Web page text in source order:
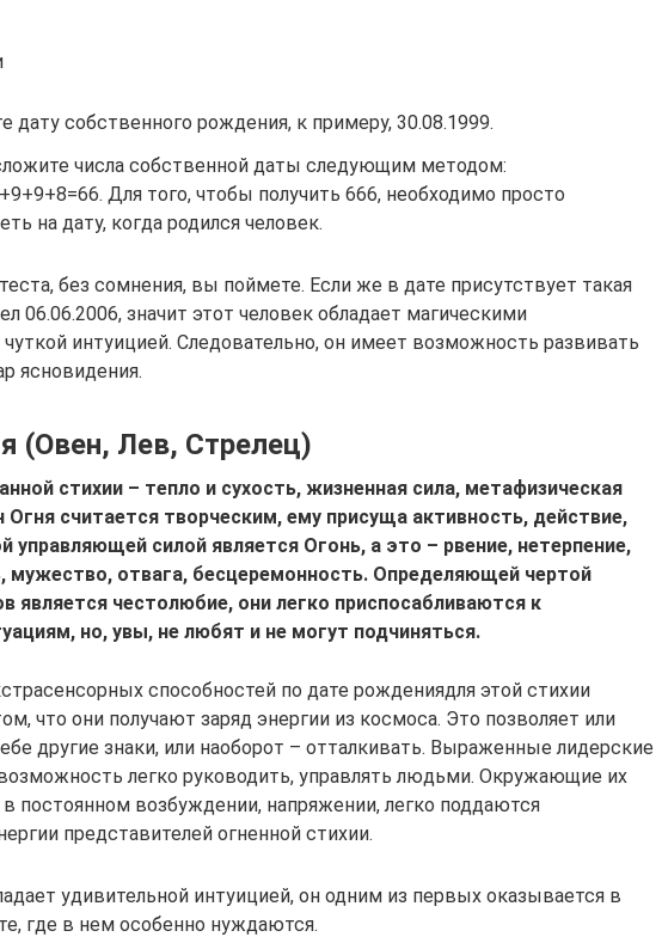
дату собственного рождения, к примеру, 30.08.1999.
числа собственной даты следующим методом:
Для того, чтобы получить 666, необходимо просто
на дату, когда родился человек.
без сомнения, вы поймете. Если же в дате присутствует такая
06.06.2006, значит этот человек обладает магическими
интуицией. Следовательно, он имеет возможность развивать
ясновидения.
(Овен, Лев, Стрелец)
стихии – тепло и сухость, жизненная сила, метафизическая
Огня считается творческим, ему присуща активность, действие,
управляющей силой является Огонь, а это – рвение, нетерпение,
мужество, отвага, бесцеремонность. Определяющей чертой
является честолюбие, они легко приспосабливаются к
но, увы, не любят и не могут подчиняться.
способностей по дате рождениядля этой стихии
что они получают заряд энергии из космоса. Это позволяет или
другие знаки, или наоборот – отталкивать. Выраженные лидерские
легко руководить, управлять людьми. Окружающие их
постоянном возбуждении, напряжении, легко поддаются
представителей огненной стихии.
удивительной интуицией, он одним из первых оказывается в
где в нем особенно нуждаются.